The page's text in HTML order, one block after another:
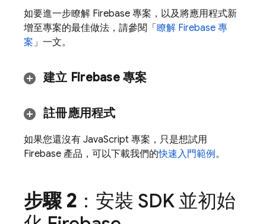
如要進一步瞭解 Firebase 專案，以及將應用程式新
增至專案的最佳做法，請參閱「 瞭解 Firebase 專
案」一文。
建立 Firebase 專案
註冊應用程式
如果您還沒有 JavaScript 專案，只是想試用
Firebase 產品，可以下載我們的快速入門範例。
步驟 2 ：安裝 SDK 並初始